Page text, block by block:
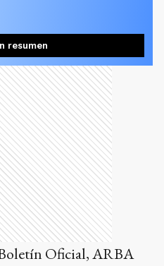
resumen
Oficial, ARBA